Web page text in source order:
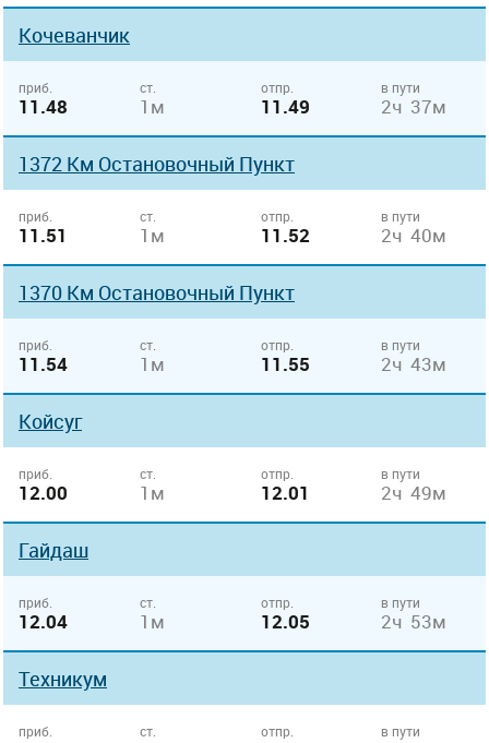
Кочеванчик
приб.
11.48
ст.
1м
отпр.
11.49
в пути
2ч 37м
1372 Км Остановочный Пункт
приб.
11.51
ст.
1м
отпр.
11.52
в пути
2ч 40м
1370 Км Остановочный Пункт
приб.
11.54
ст.
1м
отпр.
11.55
в пути
2ч 43м
Койсуг
приб.
12.00
ст.
1м
отпр.
12.01
в пути
2ч 49м
Гайдаш
приб.
12.04
ст.
1м
отпр.
12.05
в пути
2ч 53м
Техникум
приб. ст. отпр. в пути